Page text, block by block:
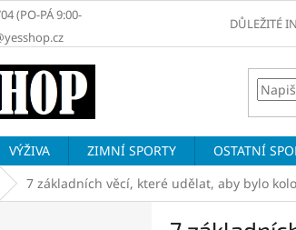
(PO-PÁ 9:00-
DŮLEŽITÉ
VÝŽIVA ZIMNÍ SPORTY OSTATNÍ
7 základních věcí, které udělat, aby bylo